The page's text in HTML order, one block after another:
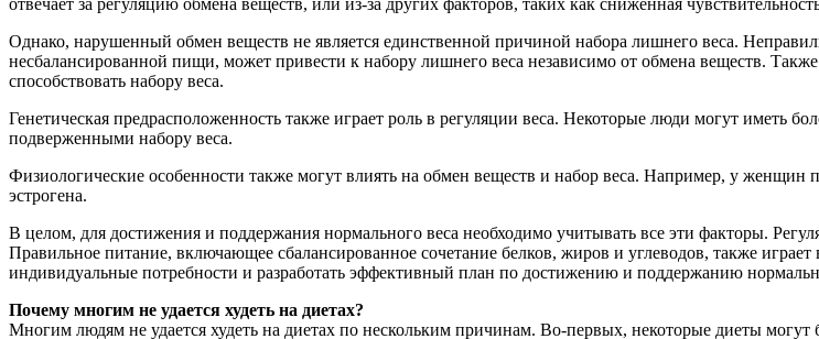
отвечает за регуляцию обмена веществ, или из-за других факторов, таких как сниженная
Однако, нарушенный обмен веществ не является единственной причиной набора лишнего веса.
несбалансированной пищи, может привести к набору лишнего веса независимо от обмена веществ.
способствовать набору веса.
Генетическая предрасположенность также играет роль в регуляции веса. Некоторые люди могут иметь
подверженными набору веса.
Физиологические особенности также могут влиять на обмен веществ и набор веса. Например, у
эстрогена.
В целом, для достижения и поддержания нормального веса необходимо учитывать все эти факторы.
Правильное питание, включающее сбалансированное сочетание белков, жиров и углеводов, также
индивидуальные потребности и разработать эффективный план по достижению и поддержанию
Почему многим не удается худеть на диетах?
Многим людям не удается худеть на диетах по нескольким причинам. Во-первых, некоторые диеты